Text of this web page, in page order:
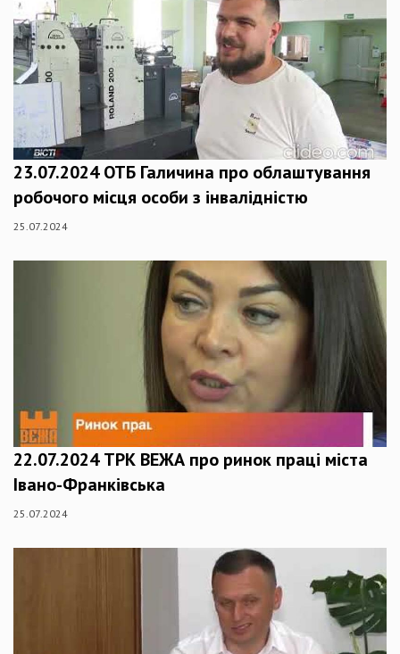
23.07.2024 ОТБ Галичина про облаштування
робочого місця особи з інвалідністю
25.07.2024
22.07.2024 ТРК ВЕЖА про ринок праці міста
Івано-Франківська
25.07.2024